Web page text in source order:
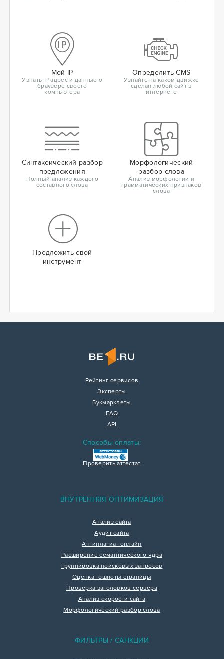
Мой IP
Узнать IP адрес и данные о
браузере своего
компьютера
Определить CMS
Узнайте на каком движке
сделан любой сайт в
интернете
Синтаксический разбор
предложения
Полный анализ каждого
составного слова
Морфологический
разбор слова
Анализ морфологии и
грамматических признаков
слова
Предложить свой
инструмент
Рейтинг сервисов
Эксперты
Букмарклеты
FAQ
API
Способы оплаты:
Проверить аттестат
ВНУТРЕННЯЯ ОПТИМИЗАЦИЯ
Анализ сайта
Аудит сайта
Антиплагиат онлайн
Расширение семантического ядра
Группировка поисковых запросов
Оценка тошноты страницы
Проверка заголовков сервера
Анализ скорости сайта
Морфологический разбор слова
ФИЛЬТРЫ / САНКЦИИ